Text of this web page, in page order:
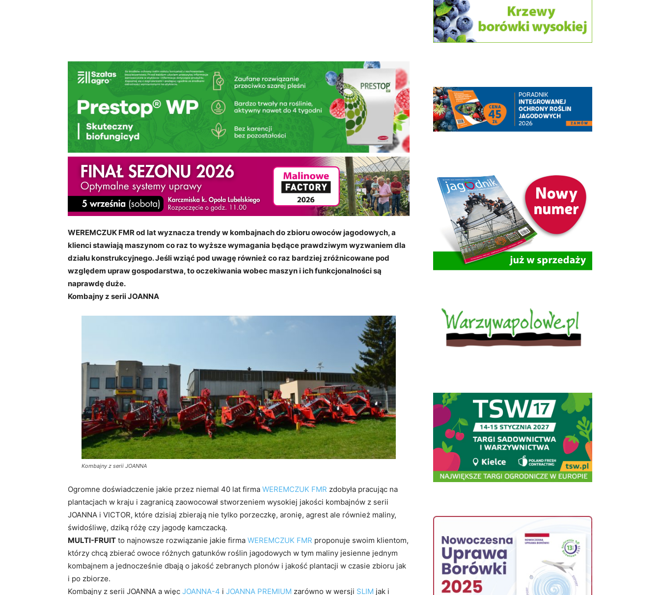
WEREMCZUK FMR od lat wyznacza trendy w kombajnach do zbioru owoców jagodowych, a
klienci stawiają maszynom co raz to wyższe wymagania będące prawdziwym wyzwaniem dla
działu konstrukcyjnego. Jeśli wziąć pod uwagę również co raz bardziej zróżnicowane pod
względem upraw gospodarstwa, to oczekiwania wobec maszyn i ich funkcjonalności są
naprawdę duże.
Kombajny z serii JOANNA
Kombajny z serii JOANNA
Ogromne doświadczenie jakie przez niemal 40 lat firma WEREMCZUK FMR zdobyła pracując na
plantacjach w kraju i zagranicą zaowocował stworzeniem wysokiej jakości kombajnów z serii
JOANNA i VICTOR, które dzisiaj zbierają nie tylko porzeczkę, aronię, agrest ale również maliny,
świdośliwę, dziką różę czy jagodę kamczacką.
MULTI-FRUIT to najnowsze rozwiązanie jakie firma WEREMCZUK FMR proponuje swoim klientom,
którzy chcą zbierać owoce różnych gatunków roślin jagodowych w tym maliny jesienne jednym
kombajnem a jednocześnie dbają o jakość zebranych plonów i jakość plantacji w czasie zbioru jak
i po zbiorze.
Kombajny z serii JOANNA a więc JOANNA-4 i JOANNA PREMIUM zarówno w wersji SLIM jak i